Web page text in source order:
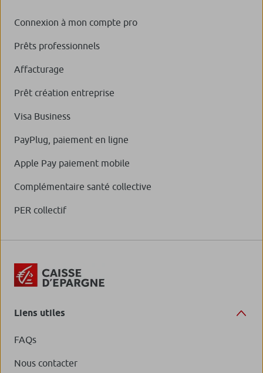
Connexion à mon compte pro
Prêts professionnels
Affacturage
Prêt création entreprise
Visa Business
PayPlug, paiement en ligne
Apple Pay paiement mobile
Complémentaire santé collective
PER collectif
Liens utiles
FAQs
Nous contacter